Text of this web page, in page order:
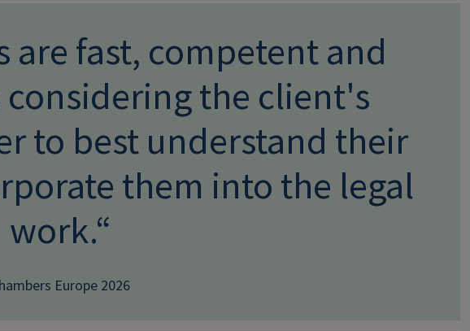
are fast, competent and
the client's
to best understand their
them into the legal
work.“
Europe 2026